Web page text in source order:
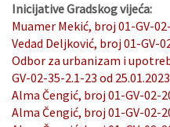
Inicijative Gradskog vijeća:
Muamer Mekić, broj 01-GV-
Vedad Deljković, broj 01-GV-
Odbor za urbanizam i
GV-02-35-2.1-23 od
Alma Čengić, broj 01-GV-02-
Alma Čengić, broj 01-GV-02-